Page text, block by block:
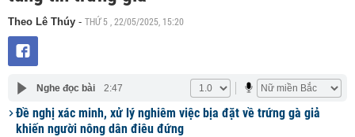
Theo Lê Thúy - THỨ 5 , 22/05/2025, 15:20
Nghe đọc bài 2:47
Đề nghị xác minh, xử lý nghiêm việc bịa đặt về trứng gà giả
khiến người nông dân điêu đứng